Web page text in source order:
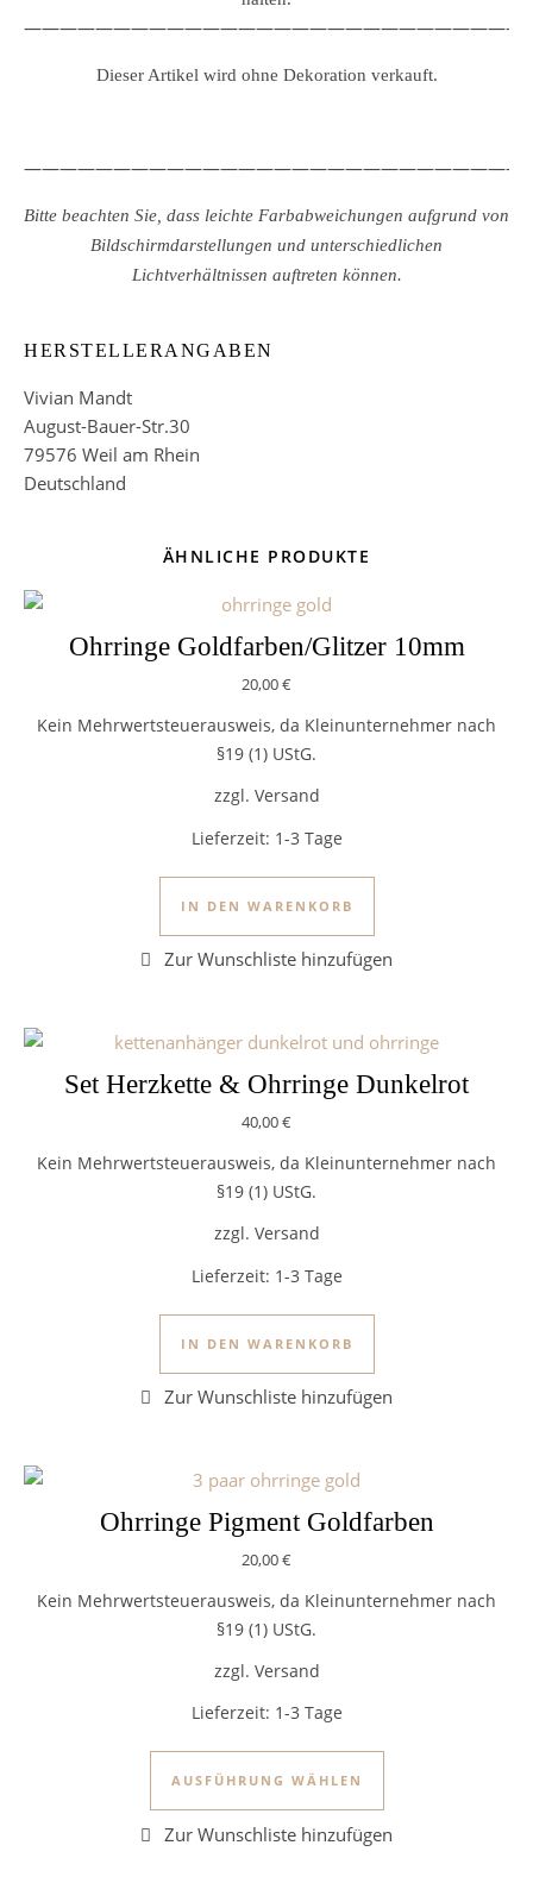
Dieser Artikel wird ohne Dekoration verkauft.
Bitte beachten Sie, dass leichte Farbabweichungen aufgrund von
Bildschirmdarstellungen und unterschiedlichen
Lichtverhältnissen auftreten können.
HERSTELLERANGABEN
Vivian Mandt
August-Bauer-Str.30
79576 Weil am Rhein
Deutschland
ÄHNLICHE PRODUKTE
Ohrringe Goldfarben/Glitzer 10mm
20,00€
Kein Mehrwertsteuerausweis, da Kleinunternehmer nach
§19 (1) UStG.
zzgl. Versand
Lieferzeit: 1-3 Tage
IN DEN WARENKORB
Set Herzkette & Ohrringe Dunkelrot
40,00€
Kein Mehrwertsteuerausweis, da Kleinunternehmer nach
§19 (1) UStG.
zzgl. Versand
Lieferzeit: 1-3 Tage
IN DEN WARENKORB
Ohrringe Pigment Goldfarben
20,00€
Kein Mehrwertsteuerausweis, da Kleinunternehmer nach
§19 (1) UStG.
zzgl. Versand
Lieferzeit: 1-3 Tage
AUSFÜHRUNG WÄHLEN
Dieses Produkt